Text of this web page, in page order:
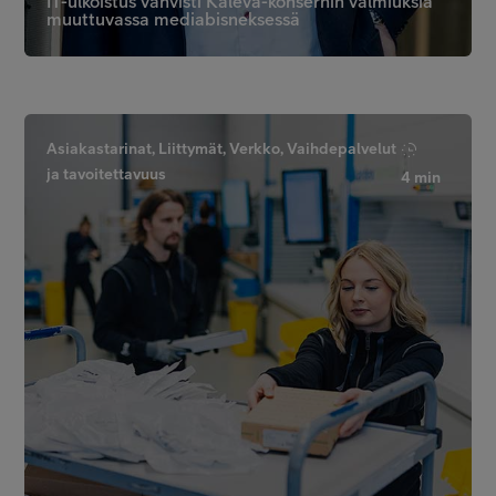
muuttuvassa mediabisneksessä
Asiakastarinat, Liittymät, Verkko, Vaihdepalvelut
ja tavoitettavuus
4 min